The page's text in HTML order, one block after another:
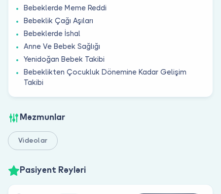
Bebeklerde Meme Reddi
Bebeklik Çağı Aşıları
Bebeklerde İshal
Anne Ve Bebek Sağlığı
Yenidoğan Bebek Takibi
Bebeklikten Çocukluk Dönemine Kadar Gelişim
Takibi
Məzmunlar
Videolar
Pasiyent Rəyləri